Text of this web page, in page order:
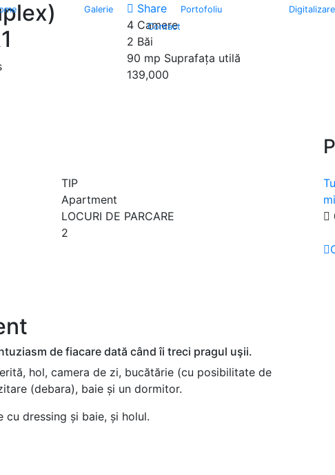
Galerie Portofoliu
Digitalizare
Contact
Share
4 Camere
2 Băi
90 mp Suprafața utilă
139,000
TIP
Apartment
LOCURI DE PARCARE
2
de fiacare dată când îi treci pragul uşii.
hol, camera de zi, bucătărie (cu posibilitate de
(debara), baie și un dormitor.
cu dressing și baie, și holul.